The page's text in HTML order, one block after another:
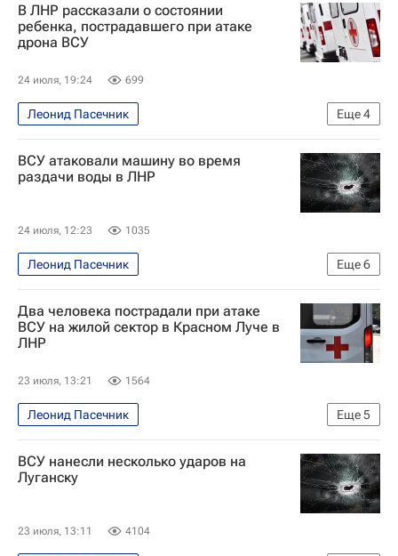
Луганская Народная Республика
Безопасность
Украина
В ЛНР рассказали о состоянии
ребенка, пострадавшего при атаке
дрона ВСУ
24 июля, 19:24 699
Еще4
Леонид Пасечник
Специальная военная операция на Украине
Луганская Народная Республика
ВСУ атаковали машину во время
раздачи воды в ЛНР
24 июля, 12:23 1035
Еще6
Леонид Пасечник
Специальная военная операция на Украине
Лисичанск
Луганская Народная Республика
Украина
Происшествия
Два человека пострадали при атаке
ВСУ на жилой сектор в Красном Луче в
ЛНР
23 июля, 13:21 1564
Еще5
Леонид Пасечник
Луганская Народная Республика
Специальная военная операция на Украине
Вооруженные силы Украины
ВСУ нанесли несколько ударов на
Луганску
23 июля, 13:11 4104